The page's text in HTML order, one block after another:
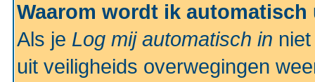
Waarom wordt ik
Als je Log mij automatisch in
uit veiligheids overwegingen